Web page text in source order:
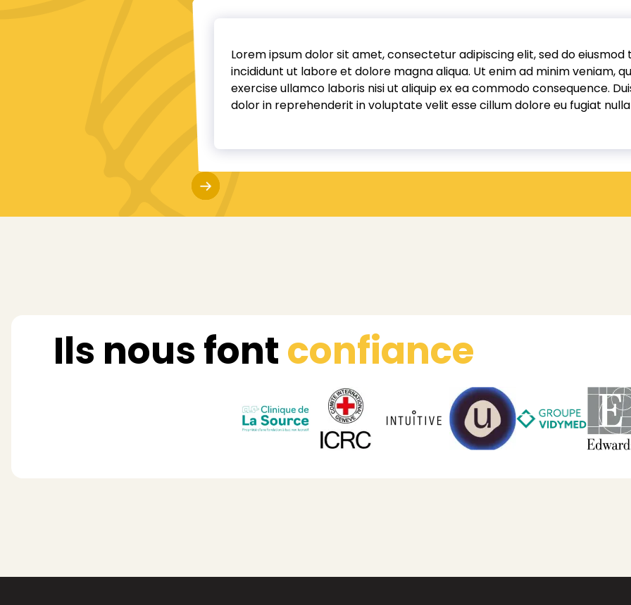
Lorem ipsum dolor sit amet, consectetur adipiscing elit, sed do
incididunt ut labore et dolore magna aliqua. Ut enim ad minim veniam,
exercise ullamco laboris nisi ut aliquip ex ea commodo consequence.
dolor in reprehenderit in voluptate velit esse cillum dolore eu fugiat
Ils nous fontconfiance